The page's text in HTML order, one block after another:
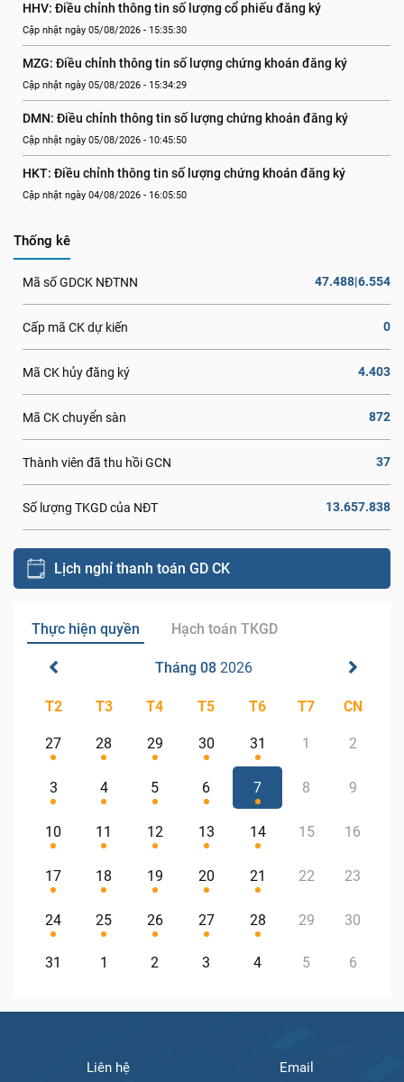
HHV: Điều chỉnh thông tin số lượng cổ phiếu đăng ký
Cập nhật ngày 05/08/2026 - 15:35:30
MZG: Điều chỉnh thông tin số lượng chứng khoán đăng ký
Cập nhật ngày 05/08/2026 - 15:34:29
DMN: Điều chỉnh thông tin số lượng chứng khoán đăng ký
Cập nhật ngày 05/08/2026 - 10:45:50
HKT: Điều chỉnh thông tin số lượng chứng khoán đăng ký
Cập nhật ngày 04/08/2026 - 16:05:50
Thống kê
Mã số GDCK NĐTNN 47.488|6.554
Cấp mã CK dự kiến 0
Mã CK hủy đăng ký 4.403
Mã CK chuyển sàn 872
Thành viên đã thu hồi GCN 37
Số lượng TKGD của NĐT 13.657.838
Lịch nghỉ thanh toán GD CK
Thực hiện quyền Hạch toán TKGD
Tháng 08 2026
T2 T3 T4 T5 T6 T7 CN
27 28 29 30 31 1 2
3 4 5 6 7 8 9
10 11 12 13 14 15 16
17 18 19 20 21 22 23
24 25 26 27 28 29 30
31 1 2 3 4 5 6
Liên hệ Email